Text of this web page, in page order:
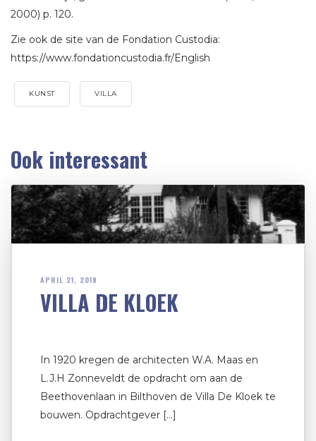
2000) p. 120.
Zie ook de site van de Fondation Custodia:
https://www.fondationcustodia.fr/English
KUNST VILLA
Ook interessant
APRIL 21, 2019
VILLA DE KLOEK
In 1920 kregen de architecten W.A. Maas en
L.J.H Zonneveldt de opdracht om aan de
Beethovenlaan in Bilthoven de Villa De Kloek te
bouwen. Opdrachtgever […]